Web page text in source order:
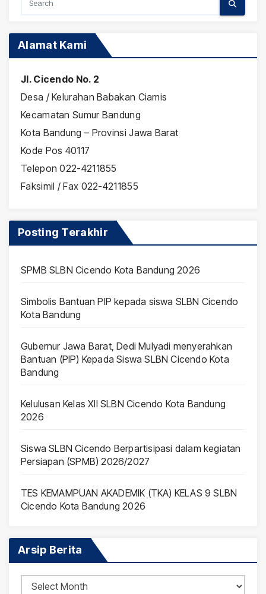
Alamat Kami
Jl. Cicendo No. 2
Desa / Kelurahan Babakan Ciamis
Kecamatan Sumur Bandung
Kota Bandung – Provinsi Jawa Barat
Kode Pos 40117
Telepon 022-4211855
Faksimil / Fax 022-4211855
Posting Terakhir
SPMB SLBN Cicendo Kota Bandung 2026
Simbolis Bantuan PIP kepada siswa SLBN Cicendo
Kota Bandung
Gubernur Jawa Barat, Dedi Mulyadi menyerahkan
Bantuan (PIP) Kepada Siswa SLBN Cicendo Kota
Bandung
Kelulusan Kelas XII SLBN Cicendo Kota Bandung
2026
Siswa SLBN Cicendo Berpartisipasi dalam kegiatan
Persiapan (SPMB) 2026/2027
TES KEMAMPUAN AKADEMIK (TKA) KELAS 9 SLBN
Cicendo Kota Bandung 2026
Arsip Berita
Arsip